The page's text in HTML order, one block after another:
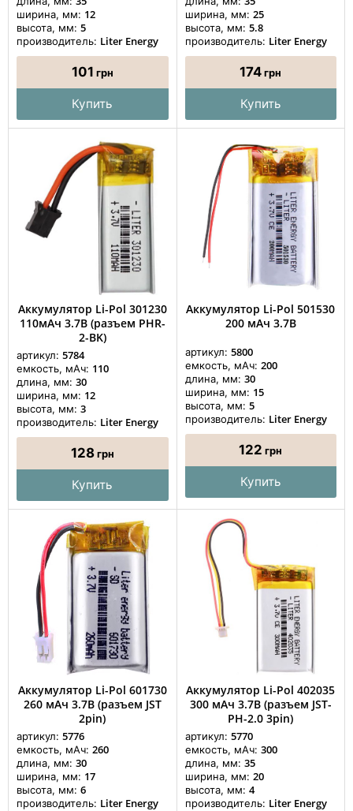
ширина, мм: 12
высота, мм: 5
производитель: Liter Energy
101 грн
Купить
ширина, мм: 25
высота, мм: 5.8
производитель: Liter Energy
174грн
Купить
Аккумулятор Li-Pol 301230
110мАч 3.7В (разъем PHR-
2-BK)
артикул: 5784
емкость, мАч: 110
длина, мм: 30
ширина, мм: 12
высота, мм: 3
производитель: Liter Energy
128грн
Купить
Аккумулятор Li-Pol 501530
200 мАч 3.7В
артикул: 5800
емкость, мАч: 200
длина, мм: 30
ширина, мм: 15
высота, мм: 5
производитель: Liter Energy
122 грн
Купить
Аккумулятор Li-Pol 601730
260 мАч 3.7В (разъем JST
2pin)
артикул: 5776
емкость, мАч: 260
длина, мм: 30
ширина, мм: 17
высота, мм: 6
производитель: Liter Energy
Аккумулятор Li-Pol 402035
300 мАч 3.7В (разъем JST-
PH-2.0 3pin)
артикул: 5770
емкость, мАч: 300
длина, мм: 35
ширина, мм: 20
высота, мм: 4
производитель: Liter Energy